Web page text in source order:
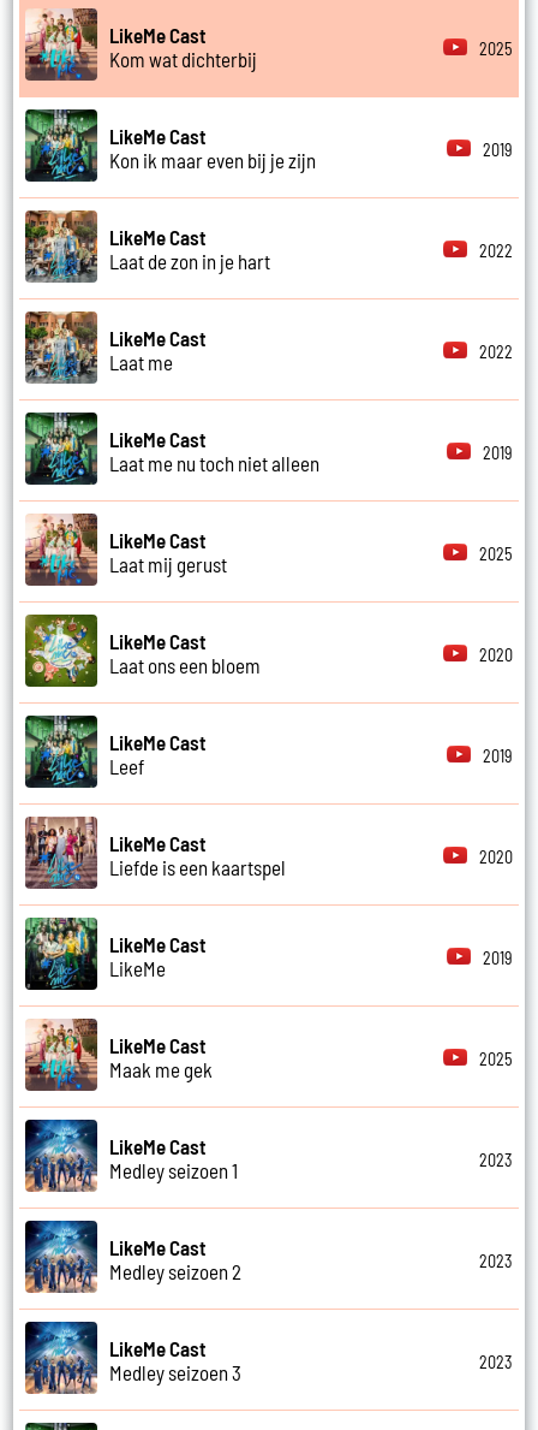
LikeMe Cast
Kom wat dichterbij
2025
LikeMe Cast
Kon ik maar even bij je zijn
2019
LikeMe Cast
Laat de zon in je hart
2022
LikeMe Cast
Laat me
2022
LikeMe Cast
Laat me nu toch niet alleen
2019
LikeMe Cast
Laat mij gerust
2025
LikeMe Cast
Laat ons een bloem
2020
LikeMe Cast
Leef
2019
LikeMe Cast
Liefde is een kaartspel
2020
LikeMe Cast
LikeMe
2019
LikeMe Cast
Maak me gek
2025
LikeMe Cast
Medley seizoen 1
2023
LikeMe Cast
Medley seizoen 2
2023
LikeMe Cast
Medley seizoen 3
2023